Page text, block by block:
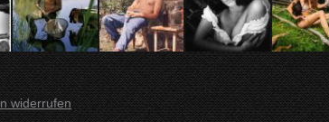
widerrufen